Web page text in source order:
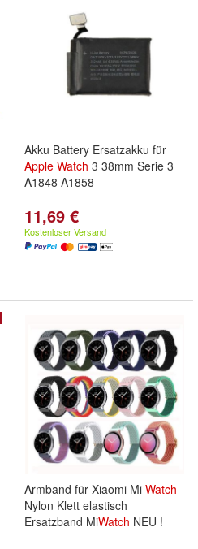
Akku Battery Ersatzakku für
Apple Watch 3 38mm Serie 3
A1848 A1858
11,69 €
Kostenloser Versand
Armband für Xiaomi Mi Watch
Nylon Klett elastisch
Ersatzband MiWatch NEU !